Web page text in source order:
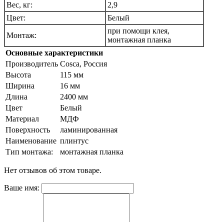
Вес, кг:
2,9
Цвет:
Белый
Монтаж:
при помощи клея,
монтажная планка
Основные характеристики
Производитель Cosca, Россия
Высота
115 мм
Ширина
16 мм
Длина
2400 мм
Цвет
Белый
Материал
МДФ
Поверхность
ламинированная
Наименование плинтус
Тип монтажа:
монтажная планка
Нет отзывов об этом товаре.
Ваше имя: